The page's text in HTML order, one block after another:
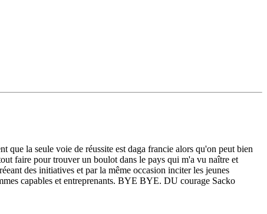
que la seule voie de réussite est daga francie alors qu'on peut bien
faire pour trouver un boulot dans le pays qui m'a vu naître et
des initiatives et par la même occasion inciter les jeunes
capables et entreprenants. BYE BYE. DU courage Sacko